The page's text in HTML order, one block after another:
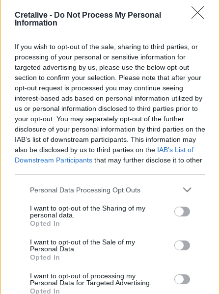
Cretalive - Do Not Process My Personal
Information
If you wish to opt-out of the sale, sharing to third parties, or
processing of your personal or sensitive information for
targeted advertising by us, please use the below opt-out
section to confirm your selection. Please note that after your
opt-out request is processed you may continue seeing
interest-based ads based on personal information utilized by
us or personal information disclosed to third parties prior to
your opt-out. You may separately opt-out of the further
disclosure of your personal information by third parties on the
IAB’s list of downstream participants. This information may
also be disclosed by us to third parties on the IAB’s List of
Downstream Participants that may further disclose it to other
Personal Data Processing Opt Outs
I want to opt-out of the Sharing of my
personal data.
Opted In
I want to opt-out of the Sale of my
Personal Data.
Opted In
I want to opt-out of processing my
Personal Data for Targeted Advertising.
Opted In
Άρτα: Απολογούνται ο διευθυντής και ο τεχνικός
ασφαλείας του ΔΕΔΔΗΕ
12:38
Τουρνάς: Σε επιφυλακή ο κρατικός μηχανισμός
12:27
Μήλος: Ελικόπτερο… προσγειώθηκε στο Σαρακήνικο για
να κάνουν μπάνιο οι επιβάτες του - Δείτε βίντεο
12:15
Κίσσαμος: 32χρονος κατηγορείται για πέντε κλοπές από
επιχειρήσεις
ΠΕΡΙΣΣΟΤΕΡΑ
ΣΧΕΤΙΚA AΡΘΡΑ
Κρήτη: Και την Δευτέρα (10/08)
Κρήτη: Και την Δευτέρα (10/08)
πολύ υψηλός ο κίνδυνος